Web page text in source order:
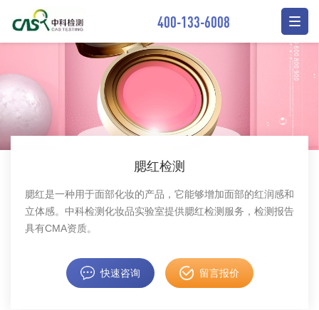
400-133-6008
腮红检测
​腮红是一种用于面部化妆的产品，它能够增加面部的红润感和
立体感。中科检测化妆品实验室提供腮红检测服务，检测报告
具有CMA资质。
快速咨询 留言报价